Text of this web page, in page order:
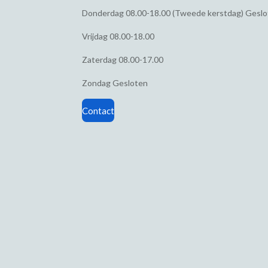
Donderdag08.00-18.00 (Tweede kerstdag)
Vrijdag08.00-18.00
Zaterdag08.00-17.00
ZondagGesloten
Contact